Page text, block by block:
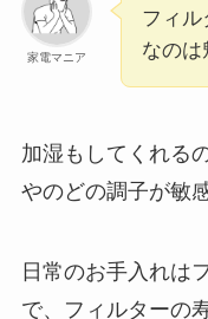
家電マニア
フィル
なのは
加湿もしてくれる
やのどの調子が敏
日常のお手入れは
で、フィルターの